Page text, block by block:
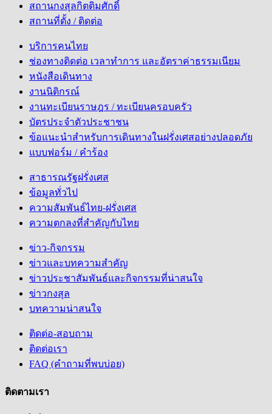
สถานกงสุลกิตติมศักดิ์
สถานที่ตั้ง / ติดต่อ
บริการคนไทย
ช่องทางติดต่อ เวลาทำการ และอัตราค่าธรรมเนียม
หนังสือเดินทาง
งานนิติกรณ์
งานทะเบียนราษฎร / ทะเบียนครอบครัว
บัตรประจำตัวประชาชน
ข้อแนะนำสำหรับการเดินทางในฝรั่งเศสอย่างปลอดภัย
แบบฟอร์ม / คำร้อง
สาธารณรัฐฝรั่งเศส
ข้อมูลทั่วไป
ความสัมพันธ์ไทย-ฝรั่งเศส
ความตกลงที่สำคัญกับไทย
ข่าว-กิจกรรม
ข่าวและบทความสำคัญ
ข่าวประชาสัมพันธ์และกิจกรรมที่น่าสนใจ
ข่าวกงสุล
บทความน่าสนใจ
ติดต่อ-สอบถาม
ติดต่อเรา
FAQ (คำถามที่พบบ่อย)
ติดตามเรา